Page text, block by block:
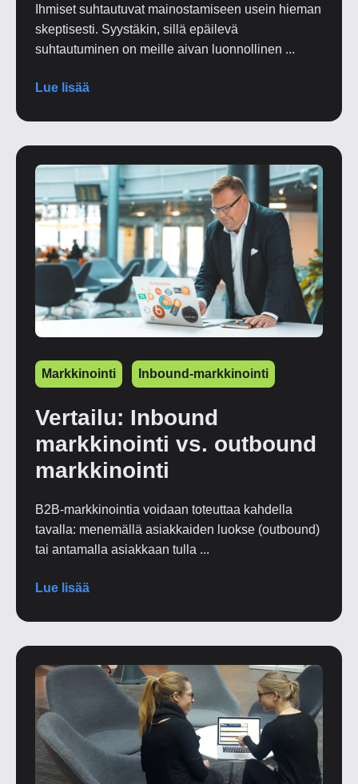
Ihmiset suhtautuvat mainostamiseen usein hieman
skeptisesti. Syystäkin, sillä epäilevä
suhtautuminen on meille aivan luonnollinen ...
Lue lisää
Markkinointi Inbound-markkinointi
Vertailu: Inbound
markkinointi vs. outbound
markkinointi
B2B-markkinointia voidaan toteuttaa kahdella
tavalla: menemällä asiakkaiden luokse (outbound)
tai antamalla asiakkaan tulla ...
Lue lisää